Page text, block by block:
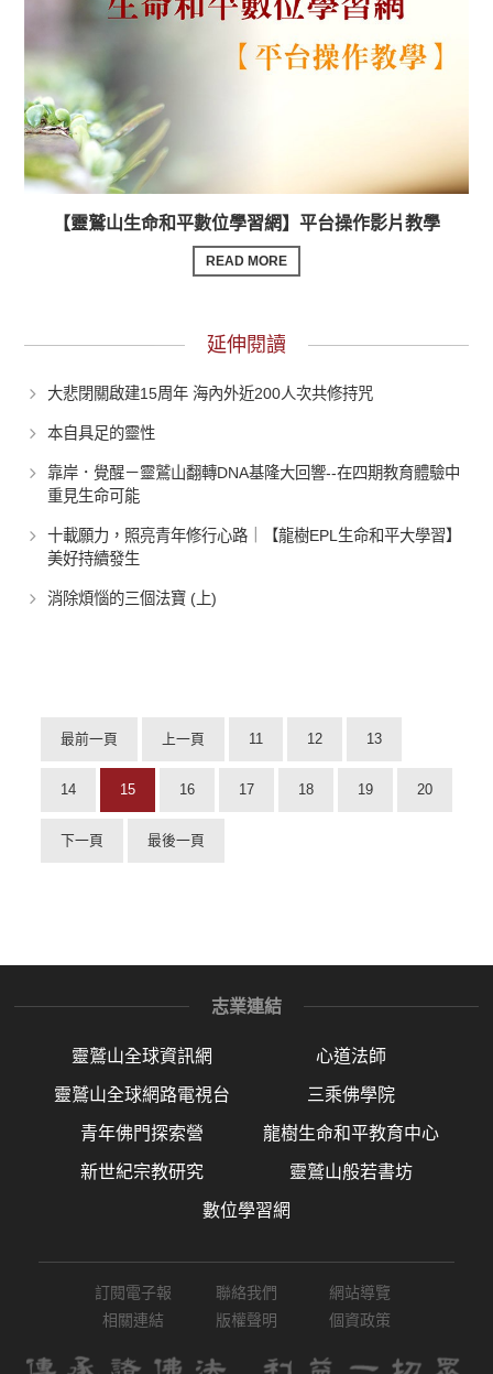
【靈鷲山生命和平數位學習網】平台操作影片教學
READ MORE
延伸閱讀
大悲閉關啟建15周年 海內外近200人次共修持咒
本自具足的靈性
靠岸．覺醒－靈鷲山翻轉DNA基隆大回響--在四期教育體驗中
重見生命可能
十載願力，照亮青年修行心路｜【龍樹EPL生命和平大學習】
美好持續發生
消除煩惱的三個法寶 (上)
最前一頁 上一頁 11 12 13
14 15 16 17 18 19 20
下一頁 最後一頁
志業連結
靈鷲山全球資訊網 心道法師
靈鷲山全球網路電視台 三乘佛學院
青年佛門探索營 龍樹生命和平教育中心
新世紀宗教研究 靈鷲山般若書坊
數位學習網
訂閱電子報 聯絡我們
網站導覽
相關連結
版權聲明 個資政策